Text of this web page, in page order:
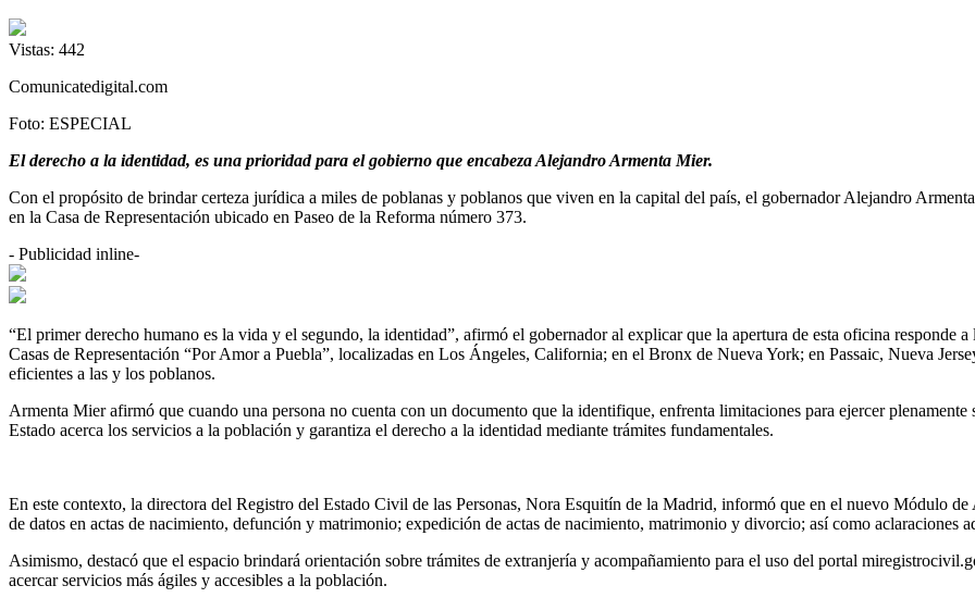
Vistas: 442
Comunicatedigital.com
Foto: ESPECIAL
El derecho a la identidad, es una prioridad para el gobierno que encabeza Alejandro Armenta Mier.
Con el propósito de brindar certeza jurídica a miles de poblanas y poblanos que viven en la capital del país, el gobernador Alejandro
en la Casa de Representación ubicado en Paseo de la Reforma número 373.
- Publicidad inline-
“El primer derecho humano es la vida y el segundo, la identidad”, afirmó el gobernador al explicar que la apertura de esta oficina responde
Casas de Representación “Por Amor a Puebla”, localizadas en Los Ángeles, California; en el Bronx de Nueva York; en Passaic, Nueva
eficientes a las y los poblanos.
Armenta Mier afirmó que cuando una persona no cuenta con un documento que la identifique, enfrenta limitaciones para ejercer
Estado acerca los servicios a la población y garantiza el derecho a la identidad mediante trámites fundamentales.
En este contexto, la directora del Registro del Estado Civil de las Personas, Nora Esquitín de la Madrid, informó que en el nuevo Módulo
de datos en actas de nacimiento, defunción y matrimonio; expedición de actas de nacimiento, matrimonio y divorcio; así como aclaraciones
Asimismo, destacó que el espacio brindará orientación sobre trámites de extranjería y acompañamiento para el uso del portal
acercar servicios más ágiles y accesibles a la población.